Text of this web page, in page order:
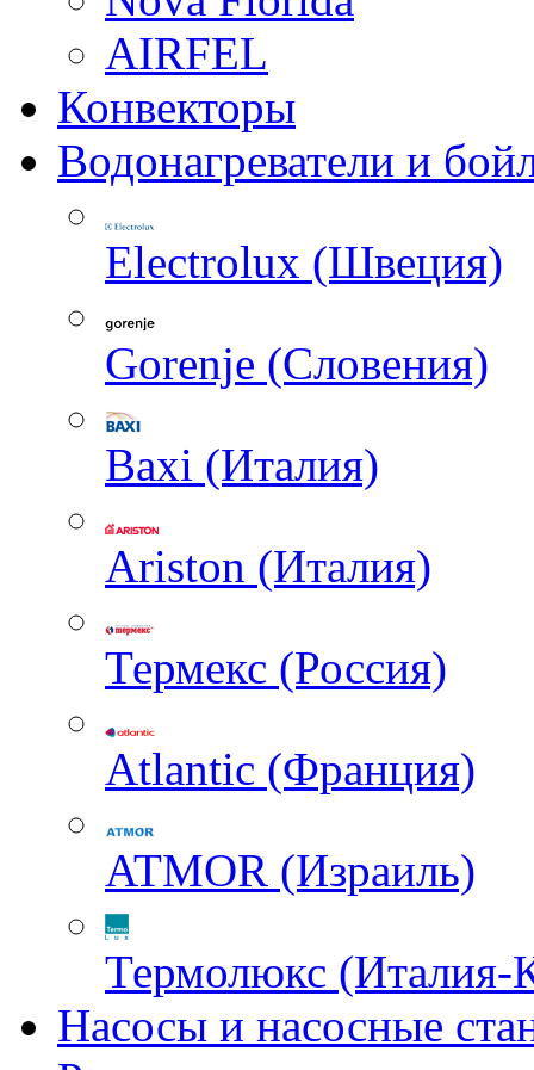
AIRFEL
Конвекторы
Водонагреватели и
Electrolux (Швеция)
Gorenje (Словения)
Baxi (Италия)
Ariston (Италия)
Термекс (Россия)
Atlantic (Франция)
ATMOR (Израиль)
Термолюкс (Италия-
Насосы и насосные